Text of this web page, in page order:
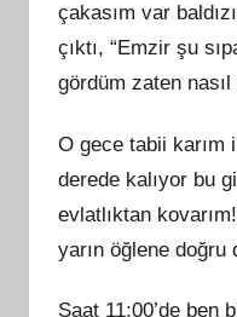
çakasım var
çıktı, “Emzir şu
gördüm zaten
O gece tabii karım
derede kalıyor bu
evlatlıktan
yarın öğlene doğru
Saat 11:00’de ben